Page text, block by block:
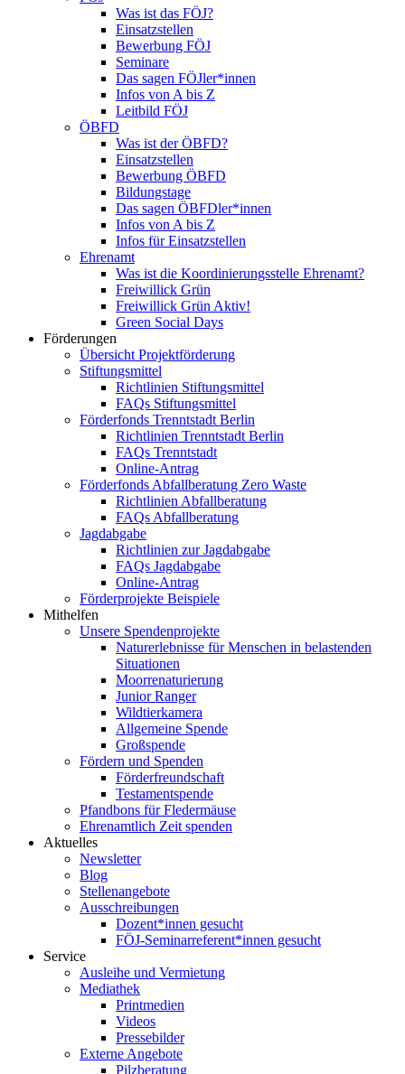
Was ist das FÖJ?
Einsatzstellen
Bewerbung FÖJ
Seminare
Das sagen FÖJler*innen
Infos von A bis Z
Leitbild FÖJ
ÖBFD
Was ist der ÖBFD?
Einsatzstellen
Bewerbung ÖBFD
Bildungstage
Das sagen ÖBFDler*innen
Infos von A bis Z
Infos für Einsatzstellen
Ehrenamt
Was ist die Koordinierungsstelle Ehrenamt?
Freiwillick Grün
Freiwillick Grün Aktiv!
Green Social Days
Förderungen
Übersicht Projektförderung
Stiftungsmittel
Richtlinien Stiftungsmittel
FAQs Stiftungsmittel
Förderfonds Trenntstadt Berlin
Richtlinien Trenntstadt Berlin
FAQs Trenntstadt
Online-Antrag
Förderfonds Abfallberatung Zero Waste
Richtlinien Abfallberatung
FAQs Abfallberatung
Jagdabgabe
Richtlinien zur Jagdabgabe
FAQs Jagdabgabe
Online-Antrag
Förderprojekte Beispiele
Mithelfen
Unsere Spendenprojekte
Naturerlebnisse für Menschen in belastenden
Situationen
Moorrenaturierung
Junior Ranger
Wildtierkamera
Allgemeine Spende
Großspende
Fördern und Spenden
Förderfreundschaft
Testamentspende
Pfandbons für Fledermäuse
Ehrenamtlich Zeit spenden
Aktuelles
Newsletter
Blog
Stellenangebote
Ausschreibungen
Dozent*innen gesucht
FÖJ-Seminarreferent*innen gesucht
Service
Ausleihe und Vermietung
Mediathek
Printmedien
Videos
Pressebilder
Externe Angebote
Pilzberatung